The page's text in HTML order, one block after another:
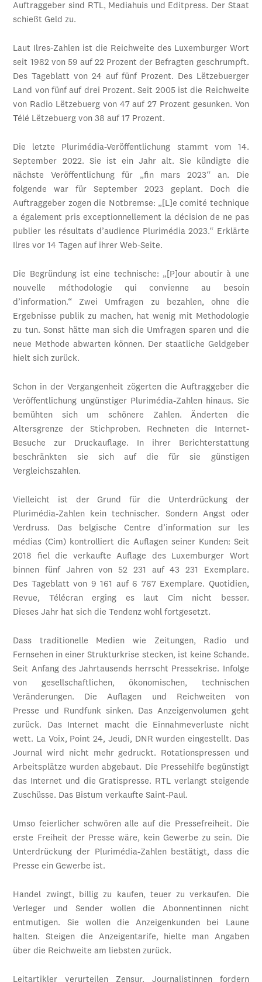
Auftraggeber sind RTL, Mediahuis und Editpress. Der Staat
schießt Geld zu.
Laut Ilres-Zahlen ist die Reichweite des Luxemburger Wort
seit 1982 von 59 auf 22 Prozent der Befragten geschrumpft.
Des Tageblatt von 24 auf fünf Prozent. Des Lëtzebuerger
Land von fünf auf drei Prozent. Seit 2005 ist die Reichweite
von Radio Lëtzebuerg von 47 auf 27 Prozent gesunken. Von
Télé Lëtzebuerg von 38 auf 17 Prozent.
Die letzte Plurimédia-Veröffentlichung stammt vom 14.
September 2022. Sie ist ein Jahr alt. Sie kündigte die
nächste Veröffentlichung für „fin mars 2023“ an. Die
folgende war für September 2023 geplant. Doch die
Auftraggeber zogen die Notbremse: „[L]e comité technique
a également pris exceptionnellement la décision de ne pas
publier les résultats d’audience Plurimédia 2023.“ Erklärte
Ilres vor 14 Tagen auf ihrer Web-Seite.
Die Begründung ist eine technische: „[P]our aboutir à une
nouvelle méthodologie qui convienne au besoin
d’information.“ Zwei Umfragen zu bezahlen, ohne die
Ergebnisse publik zu machen, hat wenig mit Methodologie
zu tun. Sonst hätte man sich die Umfragen sparen und die
neue Methode abwarten können. Der staatliche Geldgeber
hielt sich zurück.
Schon in der Vergangenheit zögerten die Auftraggeber die
Veröffentlichung ungünstiger Plurimédia-Zahlen hinaus. Sie
bemühten sich um schönere Zahlen. Änderten die
Altersgrenze der Stichproben. Rechneten die Internet-
Besuche zur Druckauflage. In ihrer Berichterstattung
beschränkten sie sich auf die für sie günstigen
Vergleichszahlen.
Vielleicht ist der Grund für die Unterdrückung der
Plurimédia-Zahlen kein technischer. Sondern Angst oder
Verdruss. Das belgische Centre d’information sur les
médias (Cim) kontrolliert die Auflagen seiner Kunden: Seit
2018 fiel die verkaufte Auflage des Luxemburger Wort
binnen fünf Jahren von 52 231 auf 43 231 Exemplare.
Des Tageblatt von 9 161 auf 6 767 Exemplare. Quotidien,
Revue, Télécran erging es laut Cim nicht besser.
Dieses Jahr hat sich die Tendenz wohl fortgesetzt.
Dass traditionelle Medien wie Zeitungen, Radio und
Fernsehen in einer Strukturkrise stecken, ist keine Schande.
Seit Anfang des Jahrtausends herrscht Pressekrise. Infolge
von gesellschaftlichen, ökonomischen, technischen
Veränderungen. Die Auflagen und Reichweiten von
Presse und Rundfunk sinken. Das Anzeigenvolumen geht
zurück. Das Internet macht die Einnahmeverluste nicht
wett. La Voix, Point 24, Jeudi, DNR wurden eingestellt. Das
Journal wird nicht mehr gedruckt. Rotationspressen und
Arbeitsplätze wurden abgebaut. Die Pressehilfe begünstigt
das Internet und die Gratispresse. RTL verlangt steigende
Zuschüsse. Das Bistum verkaufte Saint-Paul.
Umso feierlicher schwören alle auf die Pressefreiheit. Die
erste Freiheit der Presse wäre, kein Gewerbe zu sein. Die
Unterdrückung der Plurimédia-Zahlen bestätigt, dass die
Presse ein Gewerbe ist.
Handel zwingt, billig zu kaufen, teuer zu verkaufen. Die
Verleger und Sender wollen die Abonnentinnen nicht
entmutigen. Sie wollen die Anzeigenkunden bei Laune
halten. Steigen die Anzeigentarife, hielte man Angaben
über die Reichweite am liebsten zurück.
Leitartikler verurteilen Zensur. Journalistinnen fordern